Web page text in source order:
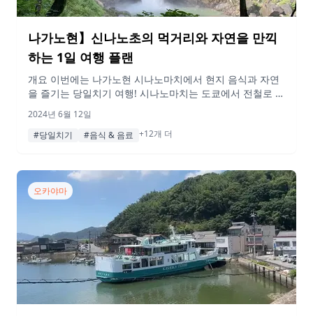
나가노현】신나노초의 먹거리와 자연을 만끽
하는 1일 여행 플랜
개요 이번에는 나가노현 시나노마치에서 현지 음식과 자연
을 즐기는 당일치기 여행! 시나노마치는 도쿄에서 전철로 2
것이 매력이다✨. 물도 채소도 밥도 맛있고, 무엇보다 공기
가 좋다! 시나노마치를 만끽하고 싶다면 이 플랜을 꼭 참고
철도를 […]
2024년 6월 12일
#당일치기
#음식 & 음료 +12개 더
오카야마